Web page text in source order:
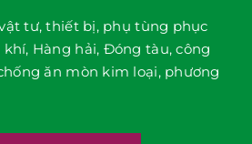
tư, thiết bị, phụ tùng phục
Hàng hải, Đóng tàu, công
ăn mòn kim loại, phương